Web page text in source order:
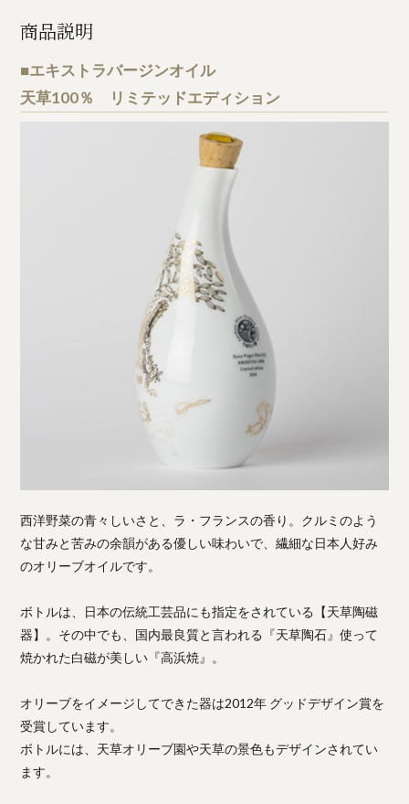
商品説明
■エキストラバージンオイル
天草100％ リミテッドエディション
西洋野菜の青々しいさと、ラ・フランスの香り。クルミのよう
な甘みと苦みの余韻がある優しい味わいで、繊細な日本人好み
のオリーブオイルです。
ボトルは、日本の伝統工芸品にも指定をされている【天草陶磁
器】。その中でも、国内最良質と言われる『天草陶石』使って
焼かれた白磁が美しい『高浜焼』。
オリーブをイメージしてできた器は2012年 グッドデザイン賞を
受賞しています。
ボトルには、天草オリーブ園や天草の景色もデザインされてい
ます。